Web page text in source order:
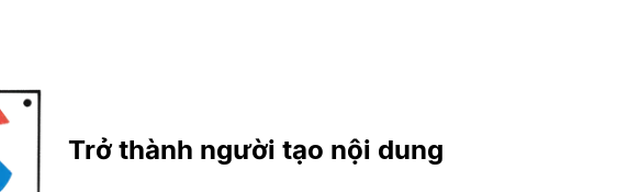
Trở thành người tạo nội dung